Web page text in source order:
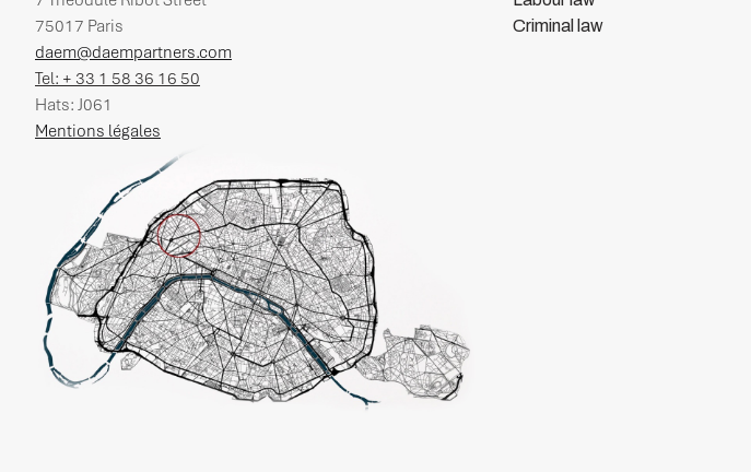
75017 Paris
daem@daempartners.com
Tel: + 33 1 58 36 16 50
Hats: J061
Mentions légales
Criminal law